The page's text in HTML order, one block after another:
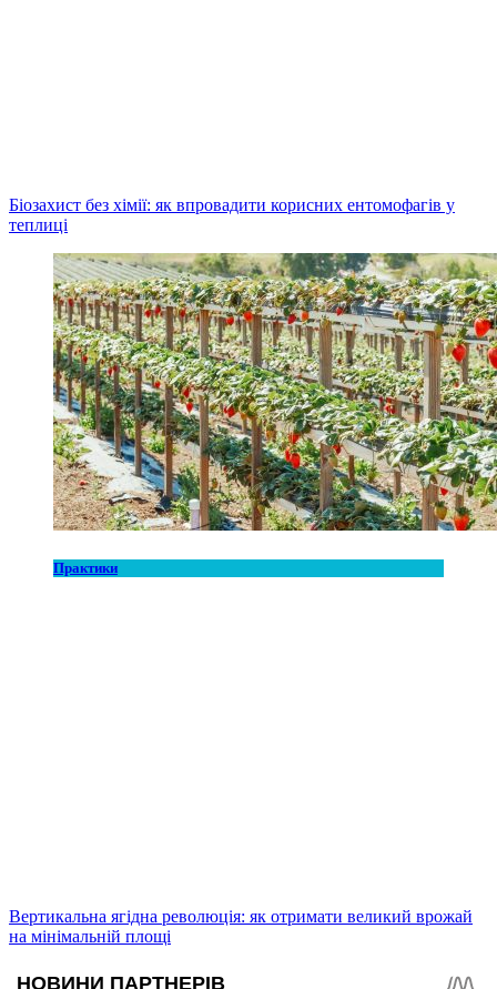
Біозахист без хімії: як впровадити корисних ентомофагів у
теплиці
Практики
Вертикальна ягідна революція: як отримати великий врожай
на мінімальній площі